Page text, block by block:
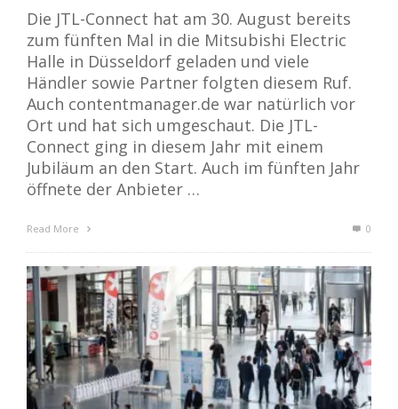
Die JTL-Connect hat am 30. August bereits
zum fünften Mal in die Mitsubishi Electric
Halle in Düsseldorf geladen und viele
Händler sowie Partner folgten diesem Ruf.
Auch contentmanager.de war natürlich vor
Ort und hat sich umgeschaut. Die JTL-
Connect ging in diesem Jahr mit einem
Jubiläum an den Start. Auch im fünften Jahr
öffnete der Anbieter …
Read More 0